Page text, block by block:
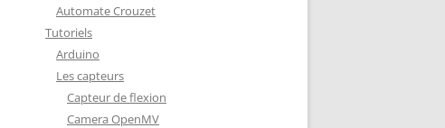
PROTECTION : PORTE FUSIBLE
Automate Crouzet
Tutoriels
Arduino
Les capteurs
Capteur de flexion
Camera OpenMV